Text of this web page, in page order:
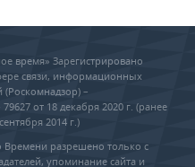
время» Зарегистрировано
связи, информационных
–
от 18 декабря 2020 г. (ранее
2014 г.)
Времени разрешено только с
упоминание сайта и